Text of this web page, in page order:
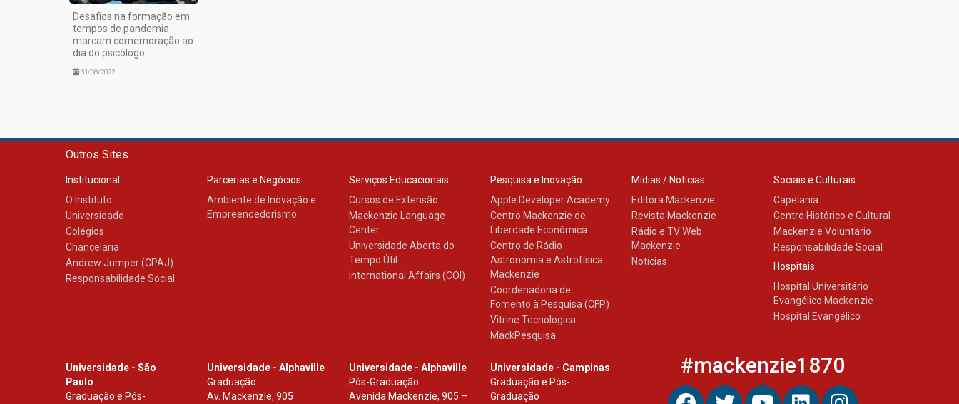
Desafios na formação em
tempos de pandemia
marcam comemoração ao
dia do psicólogo
31/08/2022
Outros Sites
Institucional
O Instituto
Universidade
Colégios
Chancelaria
Andrew Jumper (CPAJ)
Responsabilidade Social
Parcerias e Negócios:
Ambiente de Inovação e
Empreendedorismo
Serviços Educacionais:
Cursos de Extensão
Mackenzie Language
Center
Universidade Aberta do
Tempo Útil
International Affairs (COI)
Pesquisa e Inovação:
Apple Developer Academy
Centro Mackenzie de
Liberdade Econômica
Centro de Rádio
Astronomia e Astrofísica
Mackenzie
Coordenadoria de
Fomento à Pesquisa (CFP)
Vitrine Tecnologica
MackPesquisa
Mídias / Notícias:
Editora Mackenzie
Revista Mackenzie
Rádio e TV Web
Mackenzie
Notícias
Sociais e Culturais:
Capelania
Centro Histórico e Cultural
Mackenzie Voluntário
Responsabilidade Social
Hospitais:
Hospital Universitário
Evangélico Mackenzie
Hospital Evangélico
Universidade - São
Paulo
Graduação e Pós-
Universidade - Alphaville
Graduação
Av. Mackenzie, 905
Universidade - Alphaville
Pós-Graduação
Avenida Mackenzie, 905 –
Universidade - Campinas
Graduação e Pós-
Graduação
#mackenzie1870